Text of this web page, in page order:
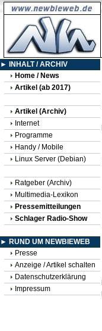
► INHALT / ARCHIV
Home / News
Artikel (ab 2017)
Artikel (Archiv)
Internet
Programme
Handy / Mobile
Linux Server (Debian)
Ratgeber (Archiv)
Multimedia-Lexikon
Pressemitteilungen
Schlager Radio-Show
► RUND UM NEWBIEWEB
Presse
Anzeige / Artikel schalten
Datenschutzerklärung
Impressum